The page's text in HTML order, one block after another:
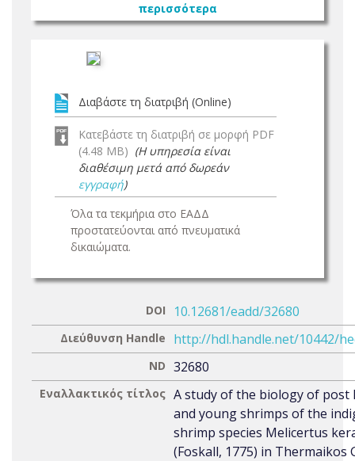
περισσότερα
Διαβάστε τη διατριβή (Online)
Κατεβάστε τη διατριβή σε μορφή PDF
(4.48 MB) (Η υπηρεσία είναι
διαθέσιμη μετά από δωρεάν
εγγραφή)
Όλα τα τεκμήρια στο ΕΑΔΔ
προστατεύονται από πνευματικά
δικαιώματα.
DOI 10.12681/eadd/32680
Διεύθυνση Handle http://hdl.handle.net/10442/
ND 32680
Εναλλακτικός τίτλος A study of the biology of post
and young shrimps of the
shrimp species Melicertus
(Foskall, 1775) in Thermaikos